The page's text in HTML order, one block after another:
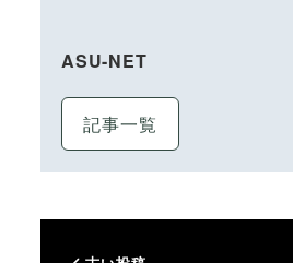
ASU-NET
記事一覧